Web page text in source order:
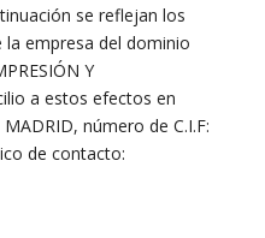
se reflejan los
empresa del dominio
Y
a estos efectos en
número de C.I.F:
de contacto: